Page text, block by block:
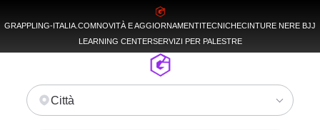
GRAPPLING-ITALIA.COMNOVITÀ E AGGIORNAMENTITECNICHECINTURE NERE BJJ
LEARNING CENTERSERVIZI PER PALESTRE
Città